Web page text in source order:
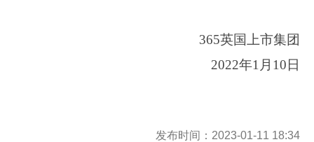
365英国上市集团
2022年1 月 10日
发布时间：2023-01-11 18:34